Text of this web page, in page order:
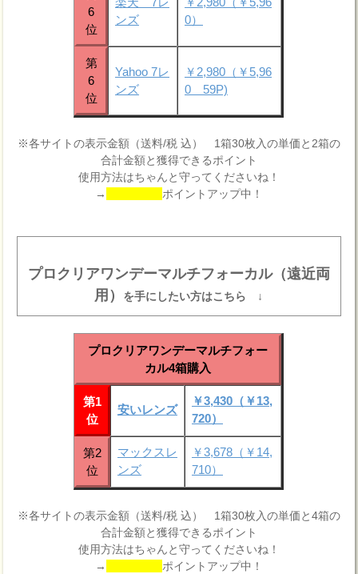
6
位
ンズ
0）
第
6
位
Yahoo 7レ
ンズ
￥2,980（￥5,96
0 59P)
※各サイトの表示金額（送料/税 込） 1箱30枚入の単価と2箱の
合計金額と獲得できるポイント
使用方法はちゃんと守ってくださいね！
→
ポイントアップ中！
プロクリアワンデーマルチフォーカル（遠近両
用）
を手にしたい方はこちら ↓
プロクリアワンデーマルチフォー
カル4箱購入
第1
位
安いレンズ
￥3,430（￥13,
720）
第2
位
マックスレ
ンズ
￥3,678（￥14,
710）
※各サイトの表示金額（送料/税 込） 1箱30枚入の単価と4箱の
合計金額と獲得できるポイント
使用方法はちゃんと守ってくださいね！
→
ポイントアップ中！